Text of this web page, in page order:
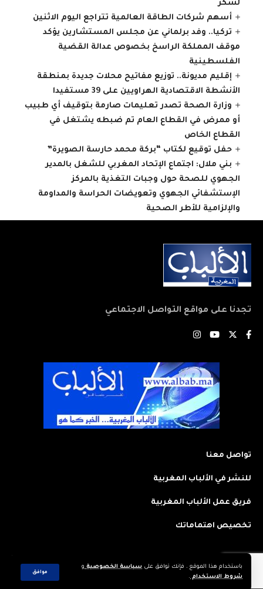
باستخدام هذا الموقع ، فإنك توافق على سياسة الخصوصية و
شروط الاستخدام .
موافق
لشكر
أسهم شركات الطاقة العالمية تتراجع اليوم الاثنين
تركيا.. وفد برلماني عن مجلس المستشارين يؤكد
موقف المملكة الراسخ بخصوص عدالة القضية
الفلسطينية
إقليم مديونة.. توزيع مفاتيح محلات جديدة بمنطقة
الأنشطة الاقتصادية الهراويين على 39 مستفيدا
وزارة الصحة تصدر تعليمات صارمة بتوقيف أي طبيب
أو ممرض في القطاع العام تم ضبطه يشتغل في
القطاع الخاص
حفل توقيع لكتاب “بركة محمد حارسة الصويرة”
بني ملال: اجتماع الإتحاد المغربي للشغل بالمدير
الجهوي للصحة حول وجبات التغذية بالمركز
الإستشفائي الجهوي وتعويضات الحراسة والمداومة
والإلزامية للأطر الصحية
تجدنا على مواقع التواصل الاجتماعي
تواصل معنا
للنشر في الألباب المغربية
فريق عمل الألباب المغربية
تخصيص اهتماماتك
2023 © جميع الحقوق محفوظة لجريدة: الألباب المغربية. تم تصميمه وتطويره